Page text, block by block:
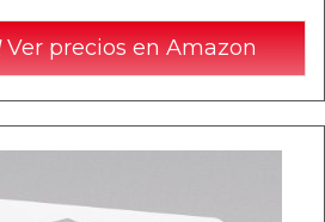
Ver precios en Amazon